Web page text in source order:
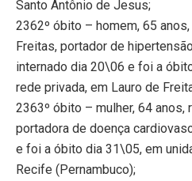
Santo Antônio de Jesus;
2362º óbito – homem, 65
Freitas, portador de
internado dia 20\06 e foi a
rede privada, em Lauro de
2363º óbito – mulher, 64
portadora de doença
e foi a óbito dia 31\05, em
Recife (Pernambuco);